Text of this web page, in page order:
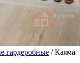
гардеробные / Каяма